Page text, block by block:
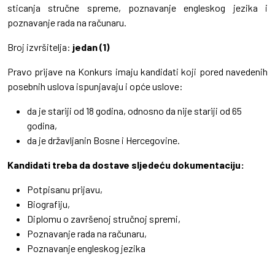
sticanja stručne spreme, poznavanje engleskog jezika i
poznavanje rada na računaru.
Broj izvršitelja: jedan (1)
Pravo prijave na Konkurs imaju kandidati koji pored navedenih
posebnih uslova ispunjavaju i opće uslove:
da je stariji od 18 godina, odnosno da nije stariji od 65
godina,
da je državljanin Bosne i Hercegovine.
Kandidati treba da dostave sljedeću dokumentaciju:
Potpisanu prijavu,
Biografiju,
Diplomu o završenoj stručnoj spremi,
Poznavanje rada na računaru,
Poznavanje engleskog jezika